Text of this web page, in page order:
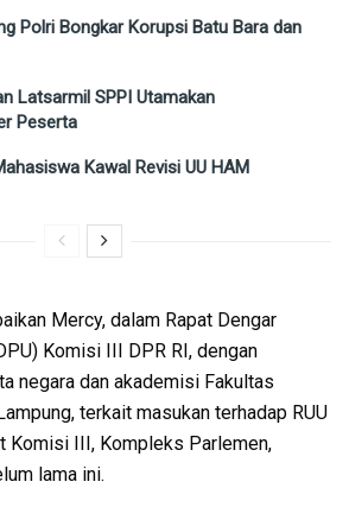
Polri Bongkar Korupsi Batu Bara dan
Latsarmil SPPI Utamakan
Peserta
Kawal Revisi UU HAM
Mercy, dalam Rapat Dengar
Komisi III DPR RI, dengan
negara dan akademisi Fakultas
terkait masukan terhadap RUU
Komisi III, Kompleks Parlemen,
lama ini.